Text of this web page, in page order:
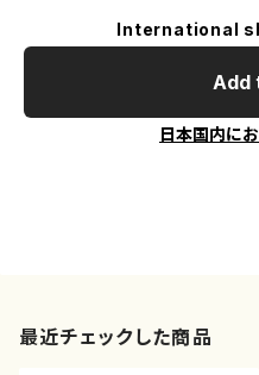
International
Add
日本国内に
最近チェックした商品